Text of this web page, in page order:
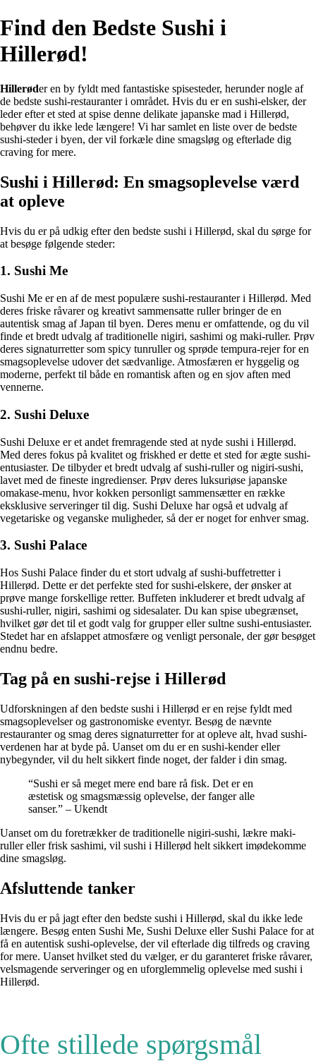
Find den Bedste Sushi i
Hillerød!
Hillerøder en by fyldt med fantastiske spisesteder, herunder nogle af
de bedste sushi-restauranter i området. Hvis du er en sushi-elsker, der
leder efter et sted at spise denne delikate japanske mad i Hillerød,
behøver du ikke lede længere! Vi har samlet en liste over de bedste
sushi-steder i byen, der vil forkæle dine smagsløg og efterlade dig
craving for mere.
Sushi i Hillerød: En smagsoplevelse værd
at opleve
Hvis du er på udkig efter den bedste sushi i Hillerød, skal du sørge for
at besøge følgende steder:
1. Sushi Me
Sushi Me er en af de mest populære sushi-restauranter i Hillerød. Med
deres friske råvarer og kreativt sammensatte ruller bringer de en
autentisk smag af Japan til byen. Deres menu er omfattende, og du vil
finde et bredt udvalg af traditionelle nigiri, sashimi og maki-ruller. Prøv
deres signaturretter som spicy tunruller og sprøde tempura-rejer for en
smagsoplevelse udover det sædvanlige. Atmosfæren er hyggelig og
moderne, perfekt til både en romantisk aften og en sjov aften med
vennerne.
2. Sushi Deluxe
Sushi Deluxe er et andet fremragende sted at nyde sushi i Hillerød.
Med deres fokus på kvalitet og friskhed er dette et sted for ægte sushi-
entusiaster. De tilbyder et bredt udvalg af sushi-ruller og nigiri-sushi,
lavet med de fineste ingredienser. Prøv deres luksuriøse japanske
omakase-menu, hvor kokken personligt sammensætter en række
eksklusive serveringer til dig. Sushi Deluxe har også et udvalg af
vegetariske og veganske muligheder, så der er noget for enhver smag.
3. Sushi Palace
Hos Sushi Palace finder du et stort udvalg af sushi-buffetretter i
Hillerød. Dette er det perfekte sted for sushi-elskere, der ønsker at
prøve mange forskellige retter. Buffeten inkluderer et bredt udvalg af
sushi-ruller, nigiri, sashimi og sidesalater. Du kan spise ubegrænset,
hvilket gør det til et godt valg for grupper eller sultne sushi-entusiaster.
Stedet har en afslappet atmosfære og venligt personale, der gør besøget
endnu bedre.
Tag på en sushi-rejse i Hillerød
Udforskningen af den bedste sushi i Hillerød er en rejse fyldt med
smagsoplevelser og gastronomiske eventyr. Besøg de nævnte
restauranter og smag deres signaturretter for at opleve alt, hvad sushi-
verdenen har at byde på. Uanset om du er en sushi-kender eller
nybegynder, vil du helt sikkert finde noget, der falder i din smag.
“Sushi er så meget mere end bare rå fisk. Det er en
æstetisk og smagsmæssig oplevelse, der fanger alle
sanser.” – Ukendt
Uanset om du foretrækker de traditionelle nigiri-sushi, lækre maki-
ruller eller frisk sashimi, vil sushi i Hillerød helt sikkert imødekomme
dine smagsløg.
Afsluttende tanker
Hvis du er på jagt efter den bedste sushi i Hillerød, skal du ikke lede
længere. Besøg enten Sushi Me, Sushi Deluxe eller Sushi Palace for at
få en autentisk sushi-oplevelse, der vil efterlade dig tilfreds og craving
for mere. Uanset hvilket sted du vælger, er du garanteret friske råvarer,
velsmagende serveringer og en uforglemmelig oplevelse med sushi i
Hillerød.
Ofte stillede spørgsmål